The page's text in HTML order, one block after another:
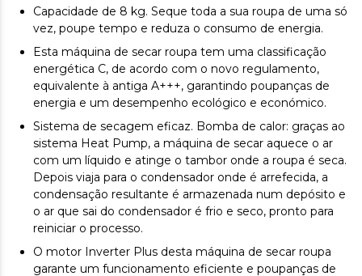
Capacidade de 8 kg. Seque toda a sua roupa de uma só
vez, poupe tempo e reduza o consumo de energia.
Esta máquina de secar roupa tem uma classificação
energética C, de acordo com o novo regulamento,
equivalente à antiga A+++, garantindo poupanças de
energia e um desempenho ecológico e económico.
Sistema de secagem eficaz. Bomba de calor: graças ao
sistema Heat Pump, a máquina de secar aquece o ar
com um líquido e atinge o tambor onde a roupa é seca.
Depois viaja para o condensador onde é arrefecida, a
condensação resultante é armazenada num depósito e
o ar que sai do condensador é frio e seco, pronto para
reiniciar o processo.
O motor Inverter Plus desta máquina de secar roupa
garante um funcionamento eficiente e poupanças de